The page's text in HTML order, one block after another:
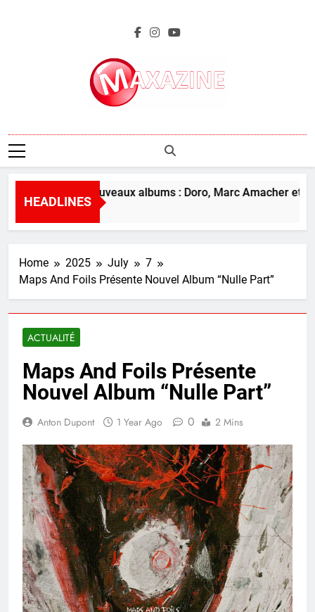
Maxazine.fr
HEADLINES
L’aperçu des nouveaux albums : Doro, Marc Amacher et
6 Hours Ago
Home 2025 July
7
Maps And Foils Présente Nouvel Album “Nulle Part”
ACTUALITÉ
Maps And Foils Présente
Nouvel Album “Nulle Part”
Anton Dupont 1 Year Ago 0 2 Mins